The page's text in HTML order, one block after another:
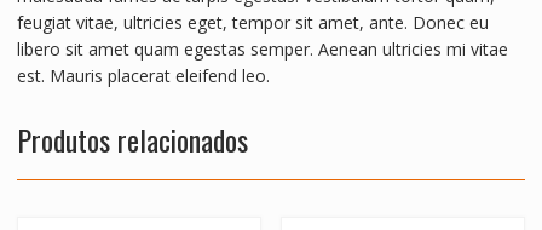
feugiat vitae, ultricies eget, tempor sit amet, ante. Donec eu
libero sit amet quam egestas semper. Aenean ultricies mi vitae
est. Mauris placerat eleifend leo.
Produtos relacionados